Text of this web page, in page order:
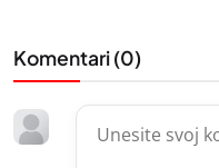
Komentari (0)